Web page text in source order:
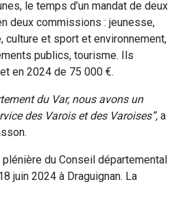
le temps d’un mandat de deux
deux commissions : jeunesse,
culture et sport et environnement,
publics, tourisme. Ils
en 2024 de 75 000 €.
du Var, nous avons un
des Varois et des Varoises”, a
du Conseil départemental
juin 2024 à Draguignan. La